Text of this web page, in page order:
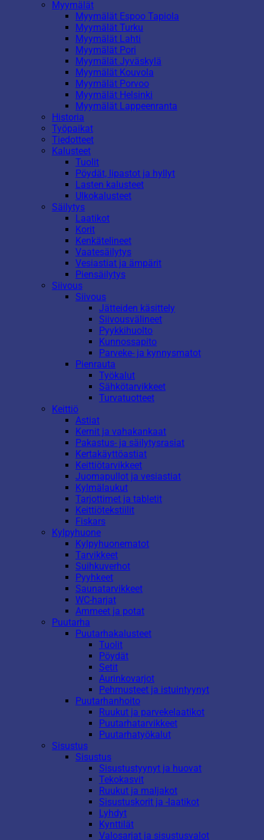
Myymälät
Myymälät Espoo Tapiola
Myymälät Turku
Myymälät Lahti
Myymälät Pori
Myymälät Jyväskylä
Myymälät Kouvola
Myymälät Porvoo
Myymälät Helsinki
Myymälät Lappeenranta
Historia
Työpaikat
Tiedotteet
Kalusteet
Tuolit
Pöydät, lipastot ja hyllyt
Lasten kalusteet
Ulkokalusteet
Säilytys
Laatikot
Korit
Kenkätelineet
Vaatesäilytys
Vesiastiat ja ämpärit
Piensäilytys
Siivous
Siivous
Jätteiden käsittely
Siivousvälineet
Pyykkihuolto
Kunnossapito
Parveke- ja kynnysmatot
Pienrauta
Työkalut
Sähkötarvikkeet
Turvatuotteet
Keittiö
Astiat
Kernit ja vahakankaat
Pakastus- ja säilytysrasiat
Kertakäyttöastiat
Keittiötarvikkeet
Juomapullot ja vesiastiat
Kylmälaukut
Tarjottimet ja tabletit
Keittiötekstiilit
Fiskars
Kylpyhuone
Kylpyhuonematot
Tarvikkeet
Suihkuverhot
Pyyhkeet
Saunatarvikkeet
WC-harjat
Ammeet ja potat
Puutarha
Puutarhakalusteet
Tuolit
Pöydät
Setit
Aurinkovarjot
Pehmusteet ja istuintyynyt
Puutarhanhoito
Ruukut ja parvekelaatikot
Puutarhatarvikkeet
Puutarhatyökalut
Sisustus
Sisustus
Sisustustyynyt ja huovat
Tekokasvit
Ruukut ja maljakot
Sisustuskorit ja -laatikot
Lyhdyt
Kynttilät
Valosarjat ja sisustusvalot